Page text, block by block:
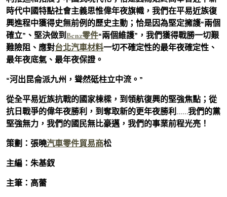
時代中國特點社會主義思惟偉年夜旗幟，我們在平易近族復
興進程中獲得史無前例的歷史主動；恰是因為堅定擁護“兩個
確立”、堅決做到Benz零件“兩個維護”，我們獲得戰勝一切艱
難險阻、應對台北汽車材料一切不確定性的最年夜確定性、
最年夜底氣、最年夜保證。
“河出昆侖派九州，聳然砥柱立中流。”
從全平易近族抗戰的國家棟樑，到領航復興的堅強焦點；從
抗日戰爭的偉年夜勝利，到奪取新的更年夜勝利……我們的黨
堅強無力，我們的國民無比豪邁，我們的事業前程光亮！
策劃：張曉汽車零件貿易商松
主編：朱基釵
主筆：高蕾